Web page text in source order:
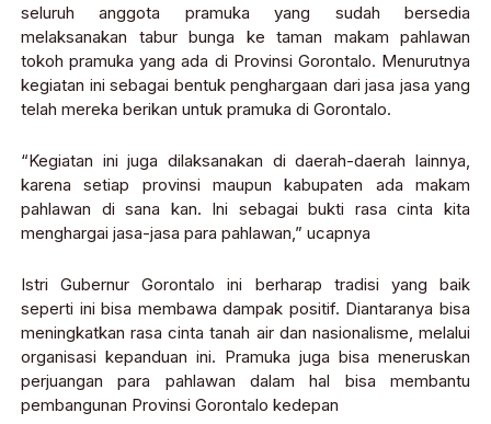
seluruh anggota pramuka yang sudah bersedia
melaksanakan tabur bunga ke taman makam pahlawan
tokoh pramuka yang ada di Provinsi Gorontalo. Menurutnya
kegiatan ini sebagai bentuk penghargaan dari jasa jasa yang
telah mereka berikan untuk pramuka di Gorontalo.
“Kegiatan ini juga dilaksanakan di daerah-daerah lainnya,
karena setiap provinsi maupun kabupaten ada makam
pahlawan di sana kan. Ini sebagai bukti rasa cinta kita
menghargai jasa-jasa para pahlawan,” ucapnya
Istri Gubernur Gorontalo ini berharap tradisi yang baik
seperti ini bisa membawa dampak positif. Diantaranya bisa
meningkatkan rasa cinta tanah air dan nasionalisme, melalui
organisasi kepanduan ini. Pramuka juga bisa meneruskan
perjuangan para pahlawan dalam hal bisa membantu
pembangunan Provinsi Gorontalo kedepan